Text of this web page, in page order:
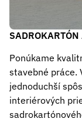
Ponúkame
stavebné práce.
jednoduchší
interiérových